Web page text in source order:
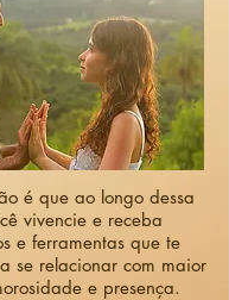
é que ao longo dessa
vivencie e receba
e ferramentas que te
se relacionar com maior
e presença.